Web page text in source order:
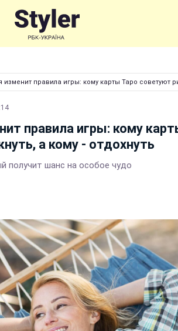
правила игры: кому карты Таро советуют
правила игры: кому
а кому - отдохнуть
получит шанс на особое чудо